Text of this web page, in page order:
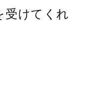
受けてくれ